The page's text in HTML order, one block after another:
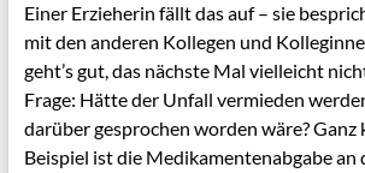
Einer Erzieherin fällt das auf – sie
mit den anderen Kollegen und
geht’s gut, das nächste Mal vielleicht
Frage: Hätte der Unfall vermieden
darüber gesprochen worden wäre? Ganz
Beispiel ist die Medikamentenabgabe an